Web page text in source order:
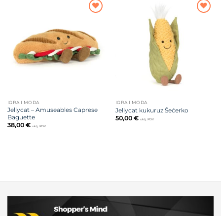
želja
IGRA I MODA
Jellycat – Amuseables Caprese
Baguette
38,00 € uklj. PDV
IGRA I MODA
Jellycat kukuruz Šećerko
50,00 € uklj. PDV